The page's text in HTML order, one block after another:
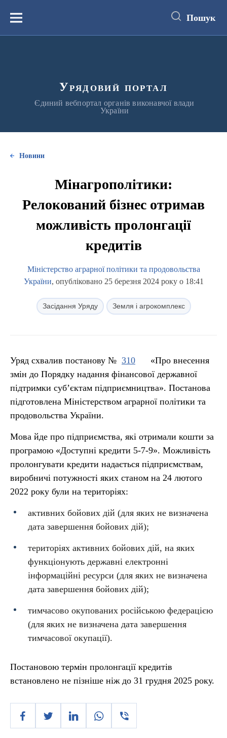
вмістуМеню Пошук
Урядовий портал
Єдиний вебпортал органів виконавчої влади
України
Новини
Мінагрополітики:
Релокований бізнес отримав
можливість пролонгації
кредитів
Міністерство аграрної політики та продовольства
України, опубліковано 25 березня 2024 року о 18:41
Засідання Уряду Земля і агрокомплекс
Уряд схвалив постанову № 310
«Про внесення
змін до Порядку надання фінансової державної
підтримки суб’єктам підприємництва». Постанова
підготовлена Міністерством аграрної політики та
продовольства України.
Мова йде про підприємства, які отримали кошти за
програмою «Доступні кредити 5-7-9». Можливість
пролонгувати кредити надається підприємствам,
виробничі потужності яких станом на 24 лютого
2022 року були на територіях:
активних бойових дій (для яких не визначена
дата завершення бойових дій);
територіях активних бойових дій, на яких
функціонують державні електронні
інформаційні ресурси (для яких не визначена
дата завершення бойових дій);
тимчасово окупованих російською федерацією
(для яких не визначена дата завершення
тимчасової окупації).
Постановою термін пролонгації кредитів
встановлено не пізніше ніж до 31 грудня 2025 року.